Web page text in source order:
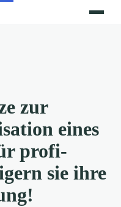
zur
eines
profi-
sie ihre